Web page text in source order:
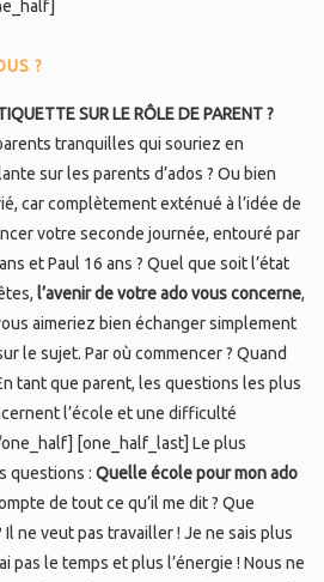
?
SUR LE RÔLE DE PARENT ?
tranquilles qui souriez en
sur les parents d’ados ? Ou bien
car complètement exténué à l’idée de
votre seconde journée, entouré par
et Paul 16 ans ? Quel que soit l’état
l’avenir de votre ado vous concerne,
aimeriez bien échanger simplement
le sujet. Par où commencer ? Quand
tant que parent, les questions les plus
l’école et une difficulté
[one_half_last] Le plus
questions : Quelle école pour mon ado
de tout ce qu’il me dit ? Que
ne veut pas travailler ! Je ne sais plus
pas le temps et plus l’énergie ! Nous ne